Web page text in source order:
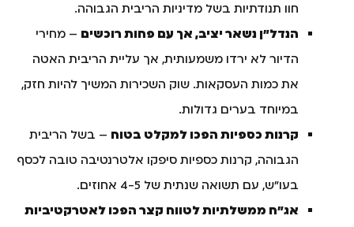
חוו תנודתיות בשל מדיניות הריבית הגבוהה.
הנדל"ן נשאר יציב, אך עם פחות רוכשים – מחירי
הדיור לא ירדו משמעותית, אך עליית הריבית האטה
את כמות העסקאות. שוק השכירות המשיך להיות חזק,
במיוחד בערים גדולות.
קרנות כספיות הפכו למקלט בטוח – בשל הריבית
הגבוהה, קרנות כספיות סיפקו אלטרנטיבה טובה לכסף
בעו"ש, עם תשואה שנתית של 4-5 אחוזים.
אג"ח ממשלתיות לטווח קצר הפכו לאטרקטיביות